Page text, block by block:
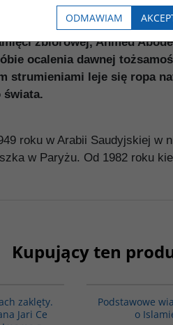
Abodehmana,
w którym „życie stało
zbiorowej, Ahmed
ocalenia dawnej
strumieniami leje się ropa
świata.
roku w Arabii Saudyjskiej w
w Paryżu. Od 1982 roku
Kupujący ten
zaklęty.
Jari Ce
Podstawowe
o
ODMAWIAM